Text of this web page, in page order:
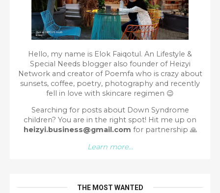
Hello, my name is Elok Faiqotul. An Lifestyle &
Special Needs blogger also founder of Heizyi
Network and creator of Poemfa who is crazy about
sunsets, coffee, poetry, photography and recently
fell in love with skincare regimen 😉
Searching for posts about Down Syndrome
children? You are in the right spot! Hit me up on
heizyi.business@gmail.com for partnership 🙏
Learn more...
THE MOST WANTED